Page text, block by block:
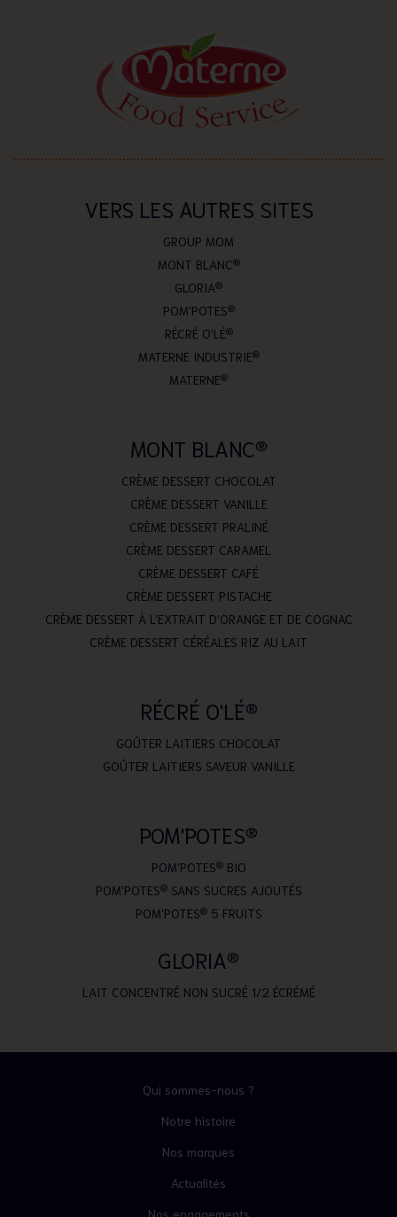
VERS LES AUTRES SITES
GROUP MOM
MONT BLANC®
GLORIA®
POM'POTES®
RÉCRÉ O'LÉ®
MATERNE INDUSTRIE®
MATERNE®
MONT BLANC®
CRÈME DESSERT CHOCOLAT
CRÈME DESSERT VANILLE
CRÈME DESSERT PRALINÉ
CRÈME DESSERT CARAMEL
CRÈME DESSERT CAFÉ
CRÈME DESSERT PISTACHE
CRÈME DESSERT À L’EXTRAIT D’ORANGE ET DE COGNAC
CRÈME DESSERT CÉRÉALES RIZ AU LAIT
RÉCRÉ O'LÉ®
GOÛTER LAITIERS CHOCOLAT
GOÛTER LAITIERS SAVEUR VANILLE
POM'POTES®
POM'POTES®BIO
POM'POTES®SANS SUCRES AJOUTÉS
POM'POTES®5 FRUITS
GLORIA®
LAIT CONCENTRÉ NON SUCRÉ 1/2 ÉCRÉMÉ
Qui sommes-nous ?
Notre histoire
Nos marques
Actualités
Nos engagements